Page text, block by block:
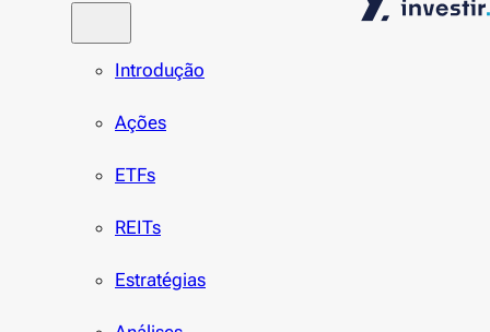
Introdução
Ações
ETFs
REITs
Estratégias